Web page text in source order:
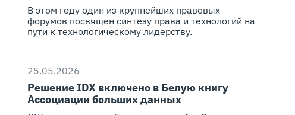
В этом году один из крупнейших правовых
форумов посвящен синтезу права и технологий на
пути к технологическому лидерству.
25.05.2026
Решение IDX включено в Белую книгу
Ассоциации больших данных